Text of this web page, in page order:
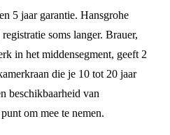
5 jaar garantie. Hansgrohe
soms langer. Brauer,
in het middensegment, geeft 2
die je 10 tot 20 jaar
beschikbaarheid van
om mee te nemen.